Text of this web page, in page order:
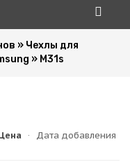
» Чехлы для
» M31s
· Дата добавления